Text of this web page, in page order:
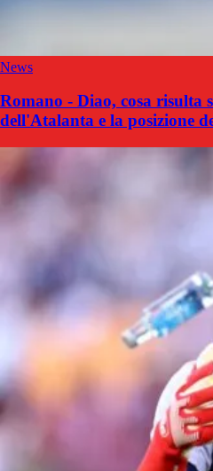
News
Romano - Diao, cosa risulta
dell'Atalanta e la posizione